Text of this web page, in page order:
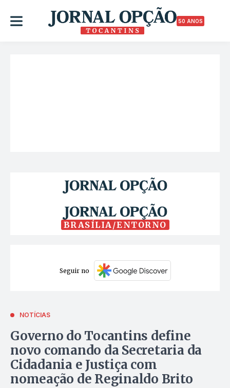
50 ANOS
BRASÍLIA/ENTORNO
Seguir no
NOTÍCIAS
Governo do Tocantins define
novo comando da Secretaria da
Cidadania e Justiça com
nomeação de Reginaldo Brito